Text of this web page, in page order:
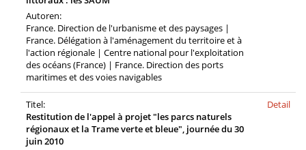
Autoren:
France. Direction de l'urbanisme et des paysages |
France. Délégation à l'aménagement du territoire et à
l'action régionale | Centre national pour l'exploitation
des océans (France) | France. Direction des ports
maritimes et des voies navigables
Titel:
Restitution de l'appel à projet "les parcs naturels
régionaux et la Trame verte et bleue", journée du 30
juin 2010
Detail